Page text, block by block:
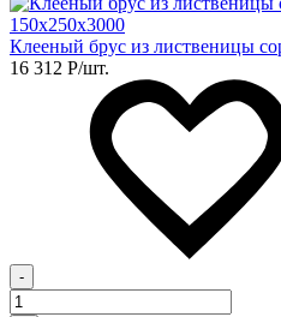
Клееный брус из лиственицы
16 312 Р/шт.
-